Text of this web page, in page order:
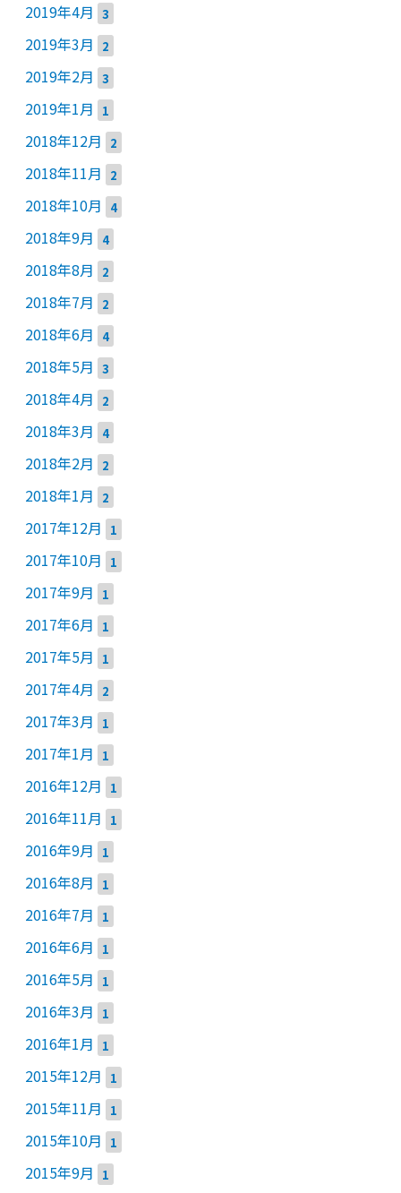
2019年4月 3
2019年3月 2
2019年2月 3
2019年1月 1
2018年12月 2
2018年11月 2
2018年10月 4
2018年9月 4
2018年8月 2
2018年7月 2
2018年6月 4
2018年5月 3
2018年4月 2
2018年3月 4
2018年2月 2
2018年1月 2
2017年12月 1
2017年10月 1
2017年9月 1
2017年6月 1
2017年5月 1
2017年4月 2
2017年3月 1
2017年1月 1
2016年12月 1
2016年11月 1
2016年9月 1
2016年8月 1
2016年7月 1
2016年6月 1
2016年5月 1
2016年3月 1
2016年1月 1
2015年12月 1
2015年11月 1
2015年10月 1
2015年9月 1